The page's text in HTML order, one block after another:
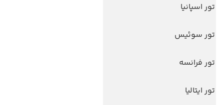
تور اسپانیا
تور سوئیس
تور فرانسه
تور ایتالیا
هتل های سریلانکا
تورهای پربازدید
تور آنتالیا
تور پوکت